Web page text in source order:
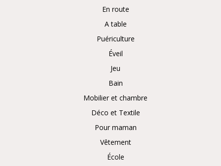
En route
A table
Puériculture
Éveil
Jeu
Bain
Mobilier et chambre
Déco et Textile
Pour maman
Vêtement
École